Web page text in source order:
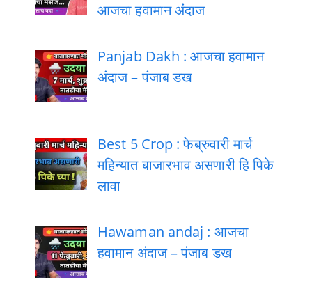
आजचा हवामान अंदाज
Panjab Dakh : आजचा हवामान
अंदाज – पंजाब डख
Best 5 Crop : फेब्रुवारी मार्च
महिन्यात बाजारभाव असणारी हि पिके
लावा
Hawaman andaj : आजचा
हवामान अंदाज – पंजाब डख